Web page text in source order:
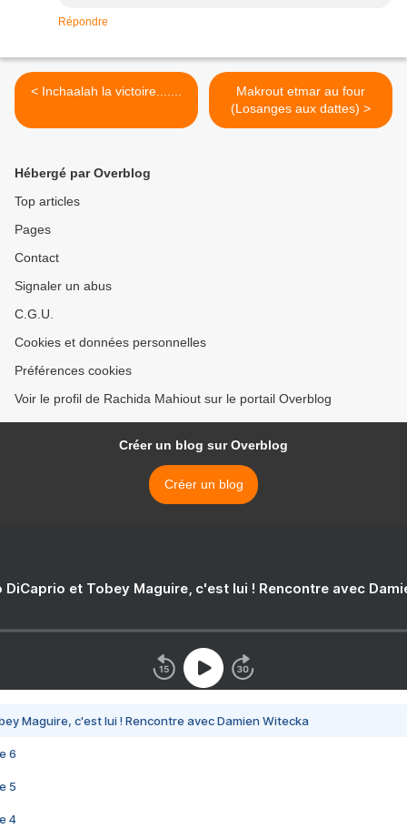
Répondre
< Inchaalah la victoire.......
Makrout etmar au four
(Losanges aux dattes) >
Hébergé par Overblog
Top articles
Pages
Contact
Signaler un abus
C.G.U.
Cookies et données personnelles
Préférences cookies
Voir le profil de Rachida Mahiout sur le portail Overblog
Créer un blog sur Overblog
Créer un blog
DiCaprio et Tobey Maguire, c'est lui ! Rencontre avec
Maguire, c'est lui ! Rencontre avec Damien Witecka
6
5
4